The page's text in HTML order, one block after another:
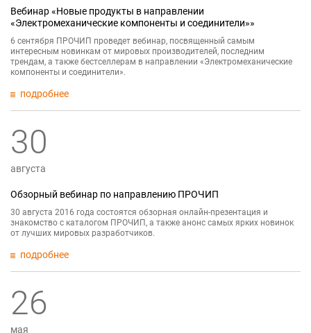
Вебинар «Новые продукты в направлении
«Электромеханические компоненты и соединители»»
6 сентября ПРОЧИП проведет вебинар, посвященный самым
интересным новинкам от мировых производителей, последним
трендам, а также бестселлерам в направлении «Электромеханические
компоненты и соединители».
подробнее
30
августа
Обзорный вебинар по направлению ПРОЧИП
30 августа 2016 года состоятся обзорная онлайн-презентация и
знакомство с каталогом ПРОЧИП, а также анонс самых ярких новинок
от лучших мировых разработчиков.
подробнее
26
мая